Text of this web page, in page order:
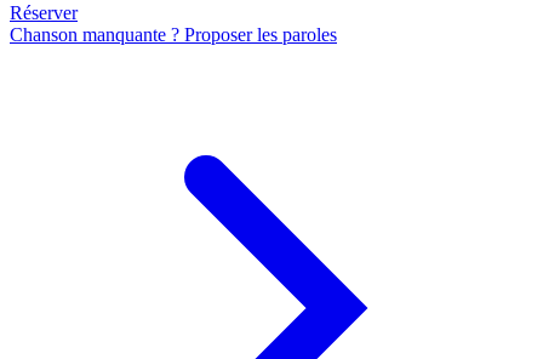
Réserver
Chanson manquante ? Proposer les paroles